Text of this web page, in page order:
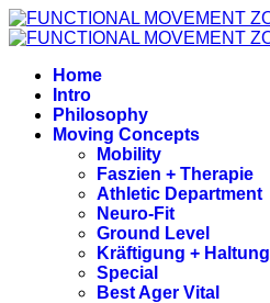
Home
Intro
Philosophy
Moving Concepts
Mobility
Faszien + Therapie
Athletic Department
Neuro-Fit
Ground Level
Kräftigung + Haltung
Special
Best Ager Vital